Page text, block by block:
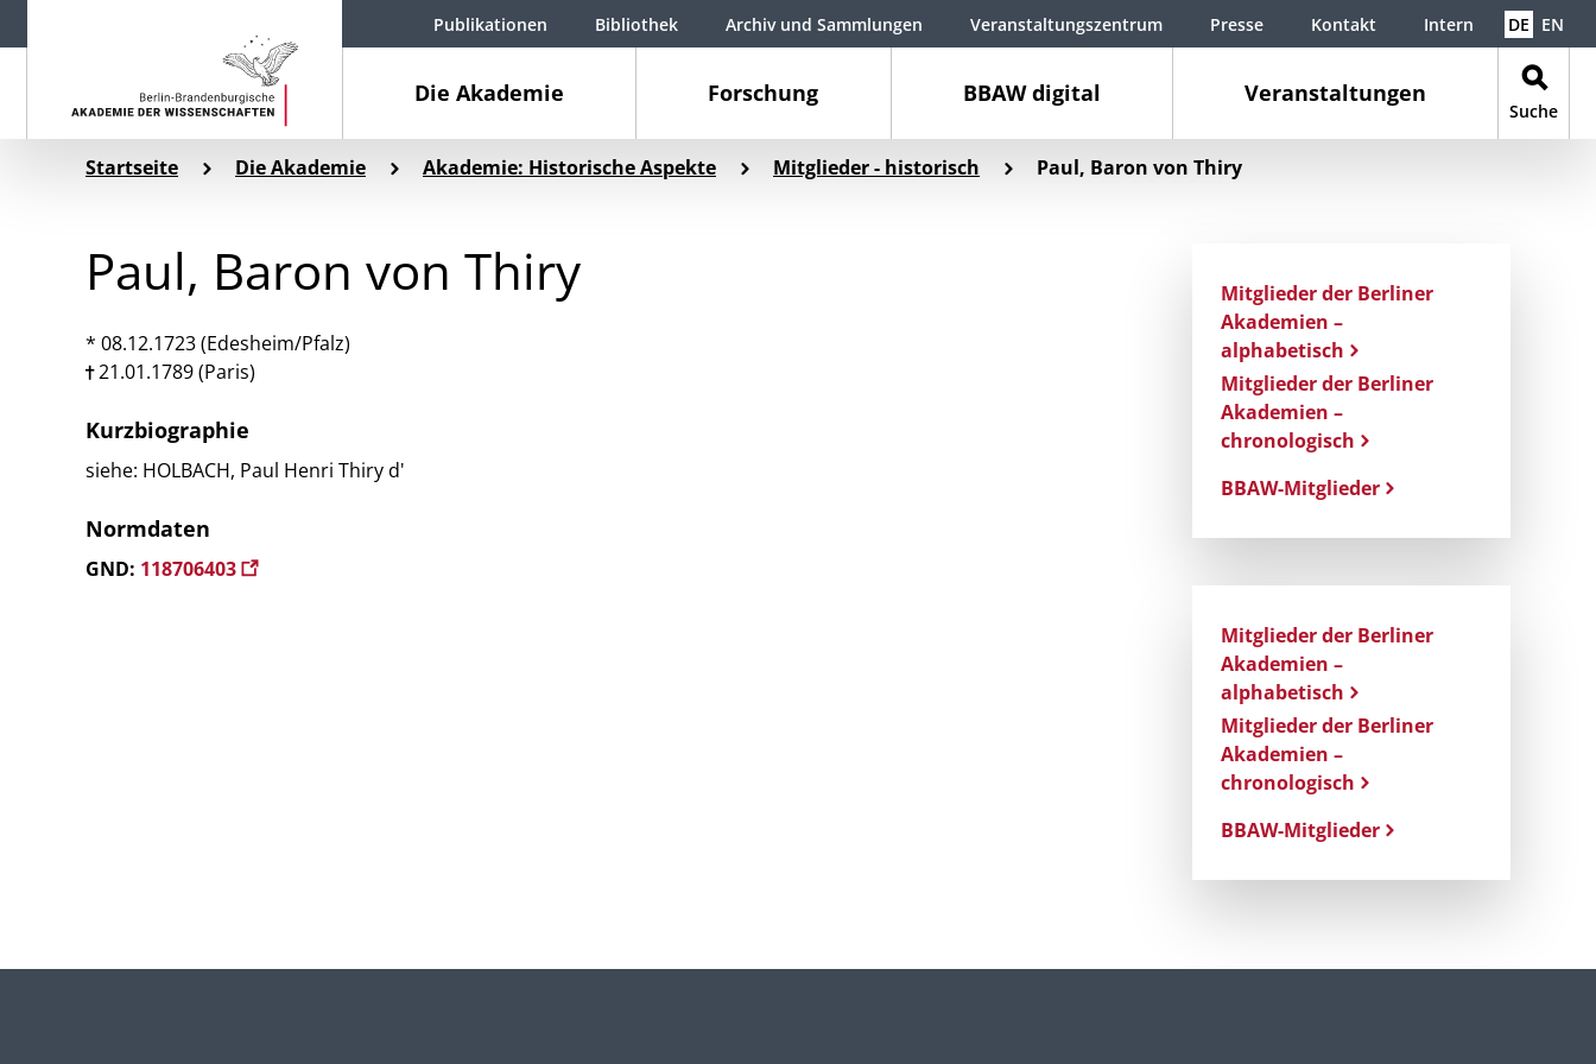
Die Akademie Forschung BBAW digital Veranstaltungen
Suche
Publikationen Bibliothek Archiv und Sammlungen Veranstaltungszentrum Presse Kontakt Intern DE EN
Startseite Die Akademie Akademie: Historische Aspekte Mitglieder - historisch Paul, Baron von Thiry
Paul, Baron von Thiry
* 08.12.1723 (Edesheim/Pfalz)
21.01.1789 (Paris)
Kurzbiographie
siehe: HOLBACH, Paul Henri Thiry d'
Normdaten
GND: 118706403
Mitglieder der Berliner
Akademien –
alphabetisch
Mitglieder der Berliner
Akademien –
chronologisch
BBAW-Mitglieder
Mitglieder der Berliner
Akademien –
alphabetisch
Mitglieder der Berliner
Akademien –
chronologisch
BBAW-Mitglieder